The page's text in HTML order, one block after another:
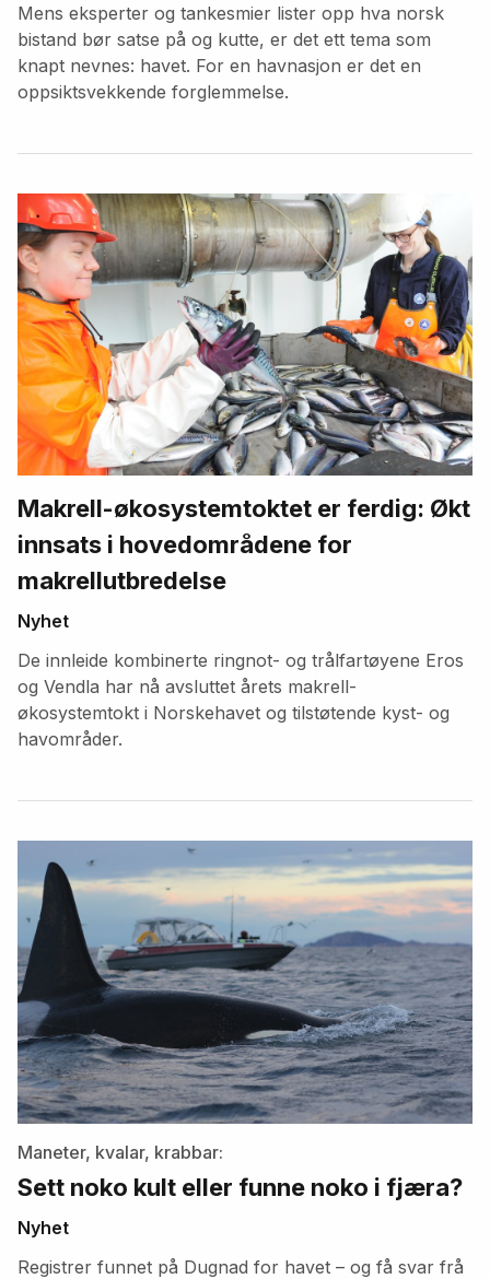
Mens eksperter og tankesmier lister opp hva norsk
bistand bør satse på og kutte, er det ett tema som
knapt nevnes: havet. For en havnasjon er det en
oppsiktsvekkende forglemmelse.
Makrell-økosystemtoktet er ferdig: Økt
innsats i hovedområdene for
makrellutbredelse
Nyhet
De innleide kombinerte ringnot- og trålfartøyene Eros
og Vendla har nå avsluttet årets makrell-
økosystemtokt i Norskehavet og tilstøtende kyst- og
havområder.
artikler
Maneter, kvalar, krabbar:
Sett noko kult eller funne noko i fjæra?
Nyhet
Registrer funnet på Dugnad for havet – og få svar frå